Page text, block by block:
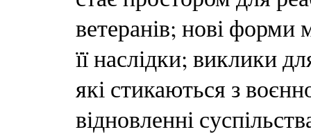
ветеранів; нові форми
її наслідки; виклики
які стикаються з
відновленні